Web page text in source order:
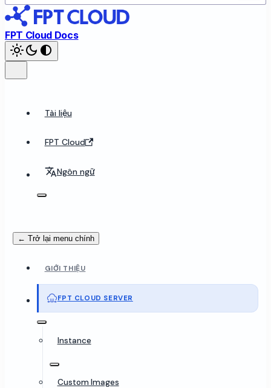
FPT Cloud Docs
Tài liệu
FPT Cloud
Ngôn ngữ
← Trở lại menu chính
GIỚI THIỆU
FPT CLOUD SERVER
Instance
Custom Images